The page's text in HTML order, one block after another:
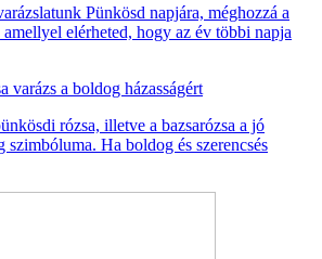
Pünkösd napjára, méghozzá a
elérheted, hogy az év többi napja
varázs a boldog házasságért
rózsa, illetve a bazsarózsa a jó
szimbóluma. Ha boldog és szerencsés